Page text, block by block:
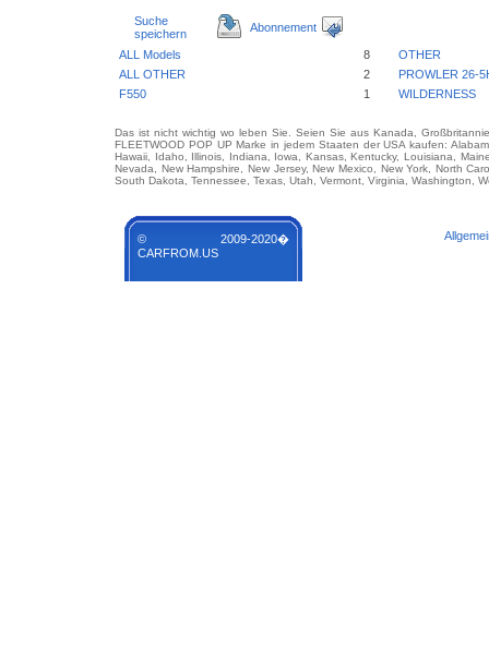
Suche
speichern
Abonnement
ALL Models 8
OTHER
ALL OTHER
2
PROWLER 26-
F550
1 WILDERNESS
Das ist nicht wichtig wo leben Sie. Seien Sie aus Kanada,
FLEETWOOD POP UP Marke in jedem Staaten der USA kaufen:
Hawaii, Idaho, Illinois, Indiana, Iowa, Kansas, Kentucky, Louisiana,
Nevada, New Hampshire, New Jersey, New Mexico, New York, North
South Dakota, Tennessee, Texas, Utah, Vermont, Virginia, Washington,
© 2009-2020�
CARFROM.US